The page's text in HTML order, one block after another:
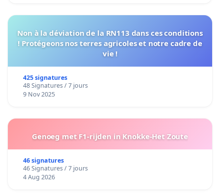
Non à la déviation de la RN113 dans ces conditions
! Protégeons nos terres agricoles et notre cadre de
vie !
425 signatures
48 Signatures / 7 jours
9 Nov 2025
Genoeg met F1-rijden in Knokke-Het Zoute
46 signatures
46 Signatures / 7 jours
4 Aug 2026